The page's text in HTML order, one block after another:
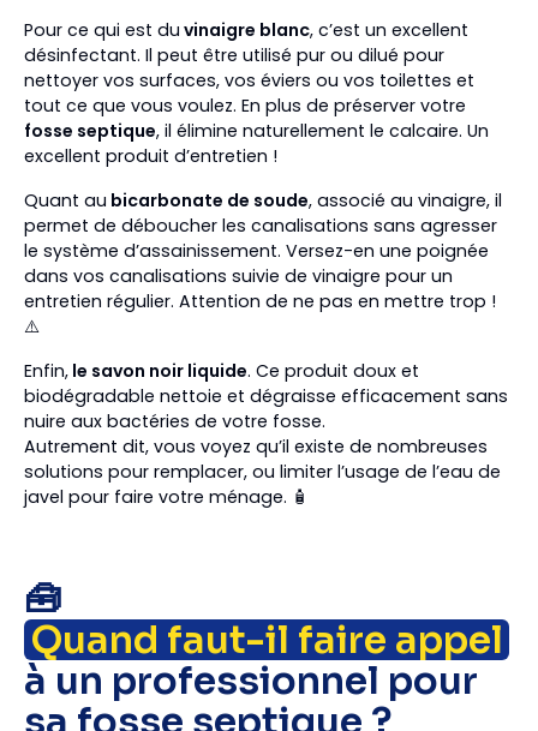
Pour ce qui est du vinaigre blanc, c’est un excellent
désinfectant. Il peut être utilisé pur ou dilué pour
nettoyer vos surfaces, vos éviers ou vos toilettes et
tout ce que vous voulez. En plus de préserver votre
fosse septique, il élimine naturellement le calcaire. Un
excellent produit d’entretien !
Quant au bicarbonate de soude, associé au vinaigre, il
permet de déboucher les canalisations sans agresser
le système d’assainissement. Versez-en une poignée
dans vos canalisations suivie de vinaigre pour un
entretien régulier. Attention de ne pas en mettre trop !
⚠️
Enfin,le savon noir liquide. Ce produit doux et
biodégradable nettoie et dégraisse efficacement sans
nuire aux bactéries de votre fosse.
Autrement dit, vous voyez qu’il existe de nombreuses
solutions pour remplacer, ou limiter l’usage de l’eau de
javel pour faire votre ménage. 🧴
🧰
Quand faut-il faire appel
à un professionnel pour